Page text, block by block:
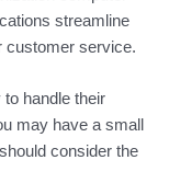
streamline
customer service.
handle their
may have a small
consider the